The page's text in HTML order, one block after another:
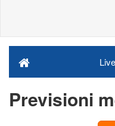
Previsioni